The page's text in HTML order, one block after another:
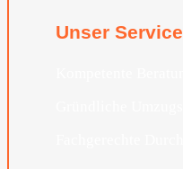
Unser Service